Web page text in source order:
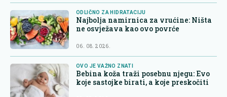
ODLIČNO ZA HIDRATACIJU
Najbolja namirnica za vrućine: Ništa
ne osvježava kao ovo povrće
06. 08. 2026.
OVO JE VAŽNO ZNATI
Bebina koža traži posebnu njegu: Evo
koje sastojke birati, a koje preskočiti